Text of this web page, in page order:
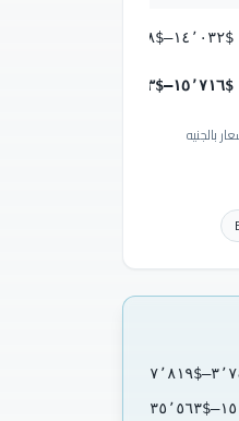
$١٤٬٠٣٢–$٣٠٬١٣٨
$١٥٬٧١٦–$٣٥٬٥٦٣
عروض الأسعار بالجنيه
–$٧٬٨١٩
–$٣٥٬٥٦٣